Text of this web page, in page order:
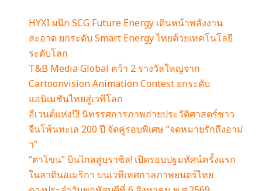
HYXI ผนึก SCG Future Energy เดินหน้าพลังงาน
สะอาด ยกระดับ Smart Energy ไทยด้วยเทคโนโลยี
ระดับโลก
T&B Media Global คว้า 2 รางวัลใหญ่จาก
Cartoonvision Animation Contest ยกระดับ
แอนิเมชันไทยสู่เวทีโลก
อีเวนต์แห่งปี! นิทรรศการภาพถ่ายประวัติศาสตร์ชาว
จีนโพ้นทะเล 200 ปี จัดคู่รอบพิเศษ “จดหมายรักถึงอาม่
า”
“ตาโขน” บินไกลสู่บราซิล! เปิดรอบปฐมทัศน์ครั้งแรก
ในลาตินอเมริกา บนเวทีเทศกาลภาพยนตร์ไทย